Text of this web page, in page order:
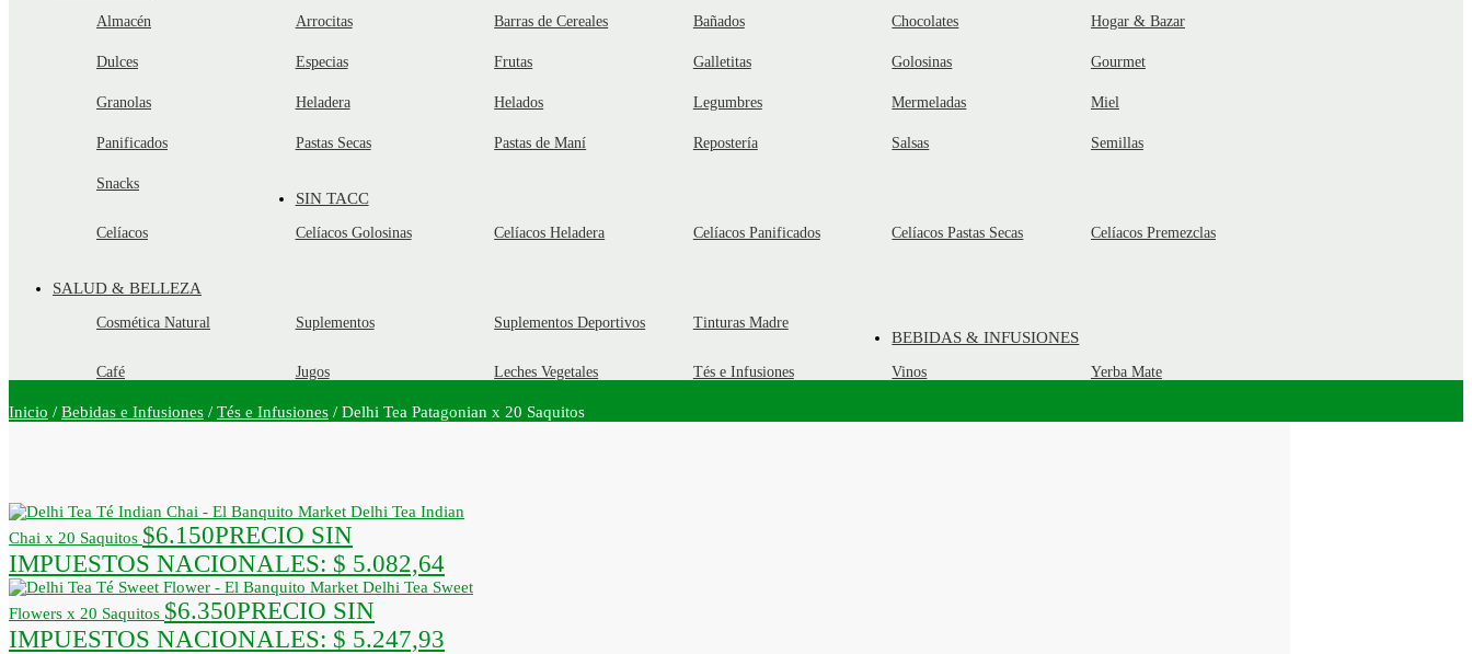
Almacén Arrocitas Barras de Cereales Bañados Chocolates Hogar & Bazar
Dulces Especias Frutas Galletitas Golosinas Gourmet
Granolas Heladera Helados Legumbres Mermeladas Miel
Panificados Pastas Secas Pastas de Maní Repostería Salsas Semillas
Snacks
SIN TACC
Celíacos Celíacos Golosinas Celíacos Heladera Celíacos Panificados Celíacos Pastas Secas Celíacos Premezclas
SALUD & BELLEZA
Cosmética Natural Suplementos Suplementos Deportivos Tinturas Madre
BEBIDAS & INFUSIONES
Café Jugos Leches Vegetales Tés e Infusiones Vinos Yerba Mate
Inicio / Bebidas e Infusiones / Tés e Infusiones / Delhi Tea Patagonian x 20 Saquitos
Delhi Tea Indian
Chai x 20 Saquitos $6.150PRECIO SIN
IMPUESTOS NACIONALES: $ 5.082,64
Delhi Tea Sweet
Flowers x 20 Saquitos $6.350PRECIO SIN
IMPUESTOS NACIONALES: $ 5.247,93